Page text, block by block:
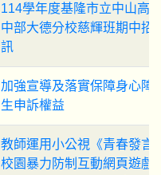
114學年度基隆市立中山高
中部大德分校慈輝班期中招
訊
加強宣導及落實保障身心障
生申訴權益
教師運用小公視《青春發言
校園暴力防制互動網頁遊戲